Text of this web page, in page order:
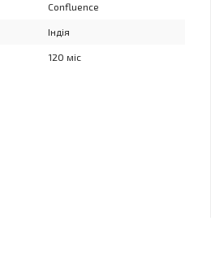
Confluence
Індія
120 міс